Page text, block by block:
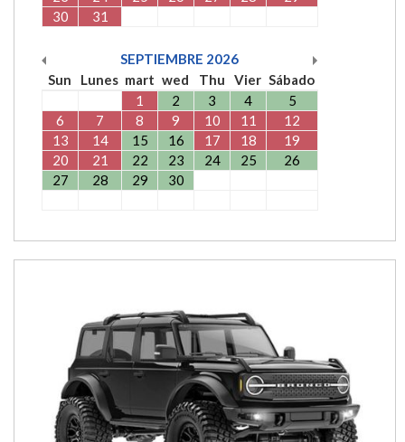
30
31
SEPTIEMBRE 2026
Sun
Lunes mart wed Thu Vier Sábado
1
2 3 4
5
6
7 8 9 10 11
12
13
14 15 16 17 18
19
20
21 22 23 24 25
26
27
28 29 30